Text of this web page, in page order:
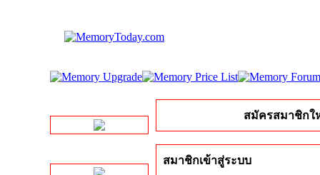
สมัครสมาชิกใ
สมาชิกเข้าสู่ระบบ